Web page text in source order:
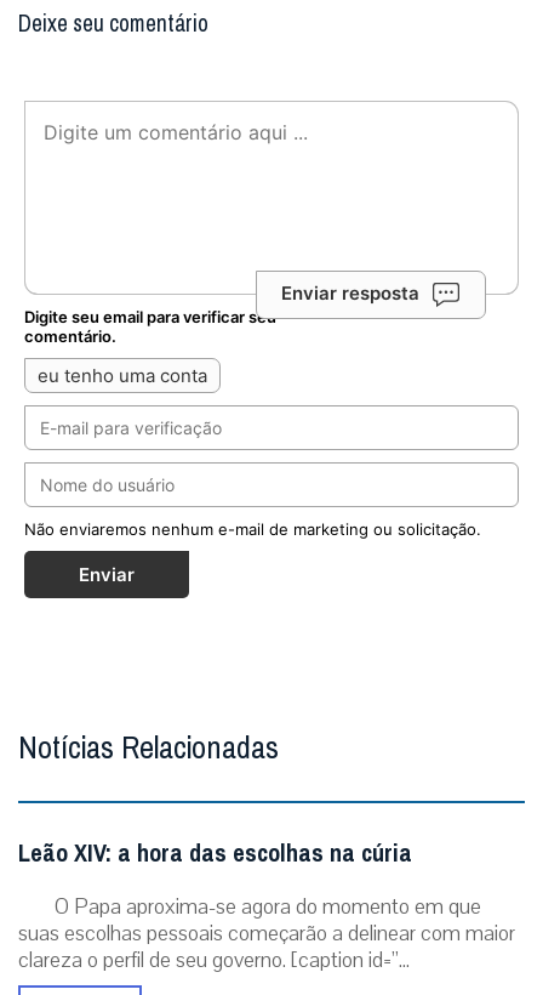
Deixe seu comentário
Enviar resposta
Digite seu email para verificar seu
comentário.
eu tenho uma conta
Não enviaremos nenhum e-mail de marketing ou solicitação.
Enviar
Notícias Relacionadas
Leão XIV: a hora das escolhas na cúria
O Papa aproxima-se agora do momento em que
suas escolhas pessoais começarão a delinear com maior
clareza o perfil de seu governo. [caption id=”...